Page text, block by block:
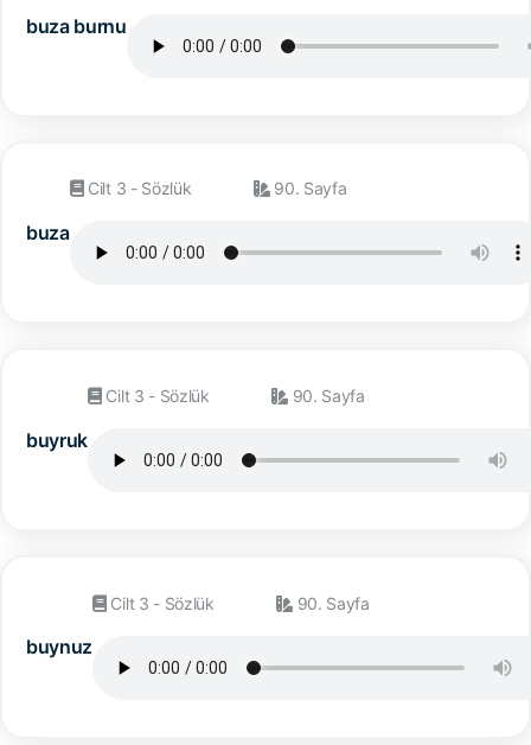
buza burnu
buza
Cilt 3 - Sözlük 90. Sayfa
buyruk
Cilt 3 - Sözlük 90. Sayfa
buynuz
Cilt 3 - Sözlük 90. Sayfa